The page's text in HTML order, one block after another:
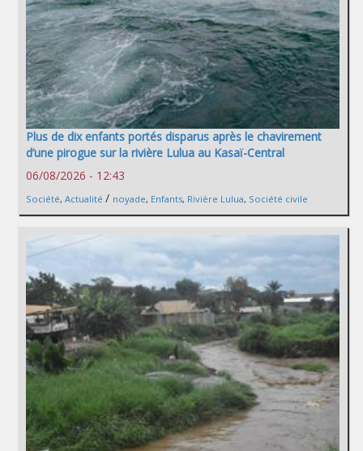
Plus de dix enfants portés disparus après le chavirement
d’une pirogue sur la rivière Lulua au Kasaï-Central
06/08/2026 - 12:43
Société, Actualité / noyade, Enfants, Rivière Lulua, Société civile